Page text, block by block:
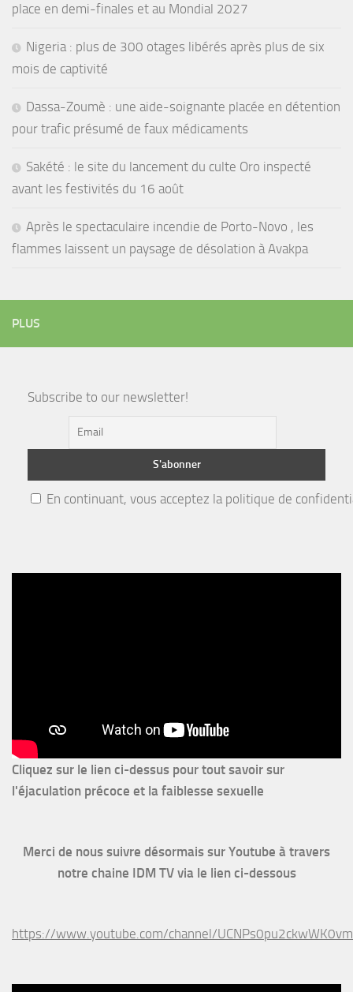
place en demi-finales et au Mondial 2027
Nigeria : plus de 300 otages libérés après plus de six
mois de captivité
Dassa-Zoumè : une aide-soignante placée en détention
pour trafic présumé de faux médicaments
Sakété : le site du lancement du culte Oro inspecté
avant les festivités du 16 août
Après le spectaculaire incendie de Porto-Novo , les
flammes laissent un paysage de désolation à Avakpa
PLUS
Subscribe to our newsletter!
En continuant, vous acceptez la politique de
Cliquez sur le lien ci-dessus pour tout savoir sur
l'éjaculation précoce et la faiblesse sexuelle
Merci de nous suivre désormais sur Youtube à travers
notre chaine IDM TV via le lien ci-dessous
https://www.youtube.com/channel/